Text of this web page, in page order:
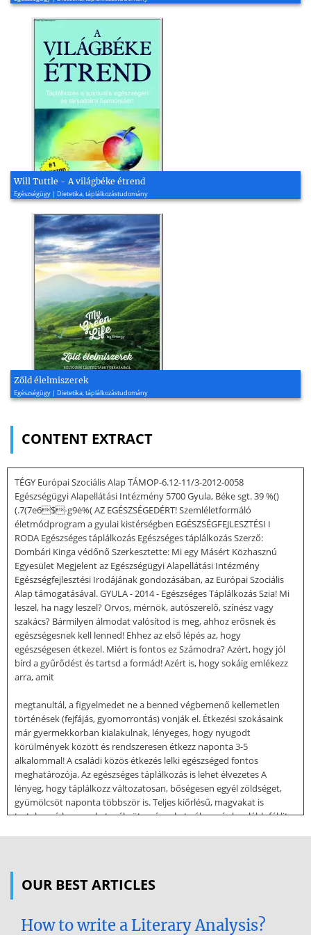
Will Tuttle - A világbéke étrend
Egészségügy | Dietetika, táplálkozástudomány
Zöld élelmiszerek
Egészségügy | Dietetika, táplálkozástudomány
CONTENT EXTRACT
TÉGY Európai Szociális Alap TÁMOP-6.12-11/3-2012-0058
Egészségügyi Alapellátási Intézmény 5700 Gyula, Béke sgt. 39 %()
(.7(7e6$-g9ė%( AZ EGÉSZSÉGEDÉRT! Szemléletformáló
életmódprogram a gyulai kistérségben EGÉSZSÉGFEJLESZTÉSI I
RODA Egészséges táplálkozás Egészséges táplálkozás Szerző:
Dombári Kinga védőnő Szerkesztette: Mi egy Másért Közhasznú
Egyesület Megjelent az Egészségügyi Alapellátási Intézmény
Egészségfejlesztési Irodájának gondozásában, az Európai Szociális
Alap támogatásával. GYULA - 2014 - Egészséges Táplálkozás Szia! Mi
leszel, ha nagy leszel? Orvos, mérnök, autószerelő, színész vagy
szakács? Bármilyen álmodat valósítod is meg, ahhoz erősnek és
egészségesnek kell lenned! Ehhez az első lépés az, hogy
egészségesen étkezel. Miért is fontos ez Számodra? Azért, hogy jól
bírd a gyűrődést és tartsd a formád! Azért is, hogy sokáig emlékezz
arra, amit
megtanultál, a figyelmedet ne a benned végbemenő kellemetlen
történések (fejfájás, gyomorrontás) vonják el. Étkezési szokásaink
már gyermekkorban kialakulnak, lényeges, hogy nyugodt
körülmények között és rendszeresen étkezz naponta 3-5
alkalommal! A családi közös étkezés lelki egészséged fontos
meghatározója. Az egészséges táplálkozás is lehet élvezetes A
lényeg, hogy táplálkozz változatosan, bőségesen egyél zöldséget,
gyümölcsöt naponta többször is. Teljes kiőrlésű, magvakat is
tartalmazó kenyereket, péksüteményeket válassz és legalább fél liter
elsősorban tiszta víz legyen! A helyes táplálkozásnak a betegség
gyógyulásban is fontos szerepe van. Napjainkban sokat hallani az
OUR BEST ARTICLES
How to write a Literary Analysis?